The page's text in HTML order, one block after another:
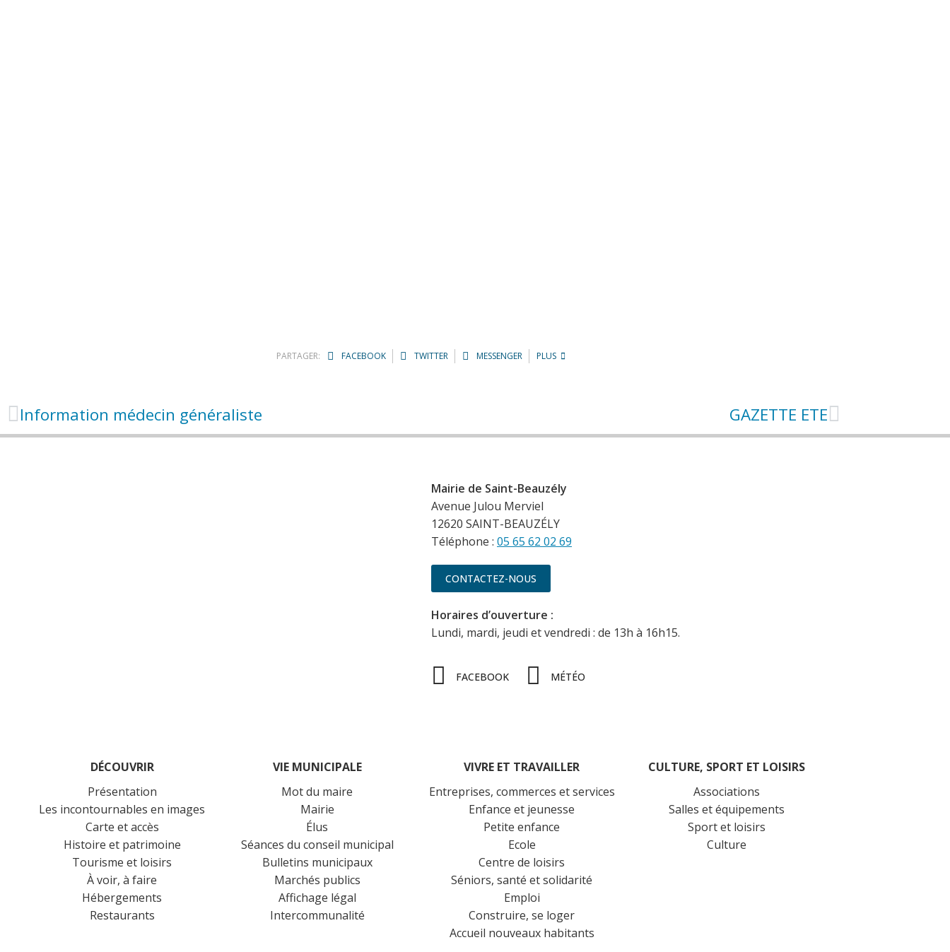
PARTAGER: FACEBOOK TWITTER MESSENGER PLUS
Information médecin généraliste GAZETTE ETE
Mairie de Saint-Beauzély
Avenue Julou Merviel
12620 SAINT-BEAUZÉLY
Téléphone : 05 65 62 02 69
CONTACTEZ-NOUS
Horaires d’ouverture :
Lundi, mardi, jeudi et vendredi : de 13h à 16h15.
FACEBOOK MÉTÉO
DÉCOUVRIR
Présentation
Les incontournables en images
Carte et accès
Histoire et patrimoine
Tourisme et loisirs
À voir, à faire
Hébergements
Restaurants
VIE MUNICIPALE
Mot du maire
Mairie
Élus
Séances du conseil municipal
Bulletins municipaux
Marchés publics
Affichage légal
Intercommunalité
VIVRE ET TRAVAILLER
Entreprises, commerces et services
Enfance et jeunesse
Petite enfance
Ecole
Centre de loisirs
Séniors, santé et solidarité
Emploi
Construire, se loger
Accueil nouveaux habitants
CULTURE, SPORT ET LOISIRS
Associations
Salles et équipements
Sport et loisirs
Culture